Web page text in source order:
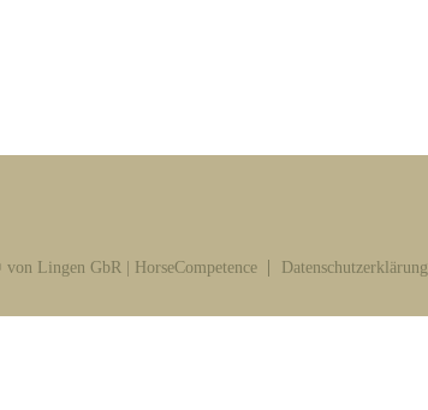
Lingen GbR | HorseCompetence Datenschutzerklärung